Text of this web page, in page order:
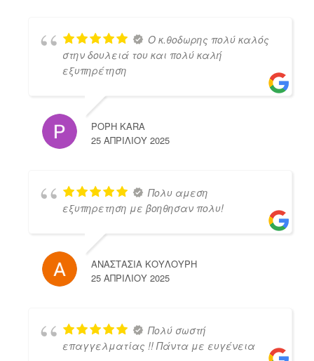
Ο κ.θοδωρης πολύ καλός
στην δουλειά του και πολύ καλή
εξυπηρέτηση
POPH KARA
25 ΑΠΡΙΛΊΟΥ 2025
Πολυ αμεση
εξυπηρετηση με βοηθησαν πολυ!
ΑΝΑΣΤΑΣΙΑ ΚΟΥΛΟΥΡΗ
25 ΑΠΡΙΛΊΟΥ 2025
Πολύ σωστή
επαγγελματίας !! Πάντα με ευγένεια